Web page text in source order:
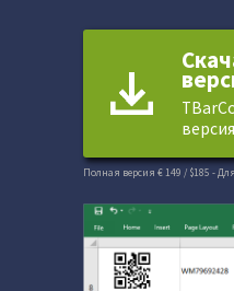
версия
Полная версия € 149 / $185 -